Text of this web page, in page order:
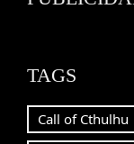
TAGS
Call of Cthulhu